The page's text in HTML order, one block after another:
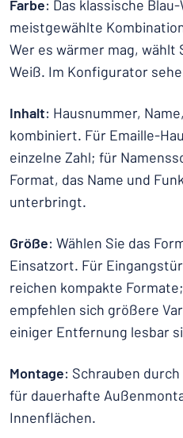
Farbe: Das klassische
meistgewählte
Wer es wärmer mag, wählt
Weiß. Im Konfigurator
Inhalt: Hausnummer,
kombiniert. Für Emaille-
einzelne Zahl; für
Format, das Name und
unterbringt.
Größe: Wählen Sie das
Einsatzort. Für
reichen kompakte
empfehlen sich größere
einiger Entfernung lesbar
Montage: Schrauben
für dauerhafte
Innenflächen.